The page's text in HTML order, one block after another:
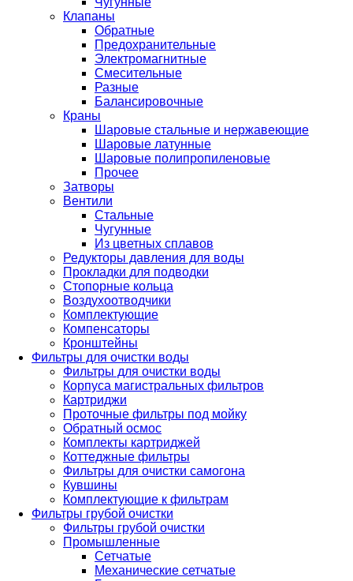
Клапаны
Обратные
Предохранительные
Электромагнитные
Смесительные
Разные
Балансировочные
Краны
Шаровые стальные и нержавеющие
Шаровые латунные
Шаровые полипропиленовые
Прочее
Затворы
Вентили
Стальные
Чугунные
Из цветных сплавов
Редукторы давления для воды
Прокладки для подводки
Стопорные кольца
Воздухоотводчики
Комплектующие
Компенсаторы
Кронштейны
Фильтры для очистки воды
Фильтры для очистки воды
Корпуса магистральных фильтров
Картриджи
Проточные фильтры под мойку
Обратный осмос
Комплекты картриджей
Коттеджные фильтры
Фильтры для очистки самогона
Кувшины
Комплектующие к фильтрам
Фильтры грубой очистки
Фильтры грубой очистки
Промышленные
Сетчатые
Механические сетчатые